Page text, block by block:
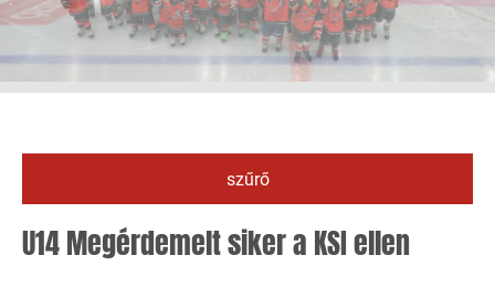
szűrő
U14 Megérdemelt siker a KSI ellen